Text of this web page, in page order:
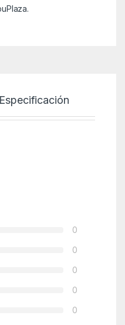
Especificación
0
0
0
0
0